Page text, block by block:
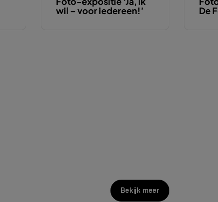
wil – voor iedereen!’
De
Bekijk meer